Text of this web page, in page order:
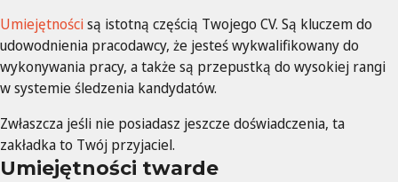
Umiejętnościsą istotną częścią Twojego CV. Są kluczem do
udowodnienia pracodawcy, że jesteś wykwalifikowany do
wykonywania pracy, a także są przepustką do wysokiej rangi
w systemie śledzenia kandydatów.
Zwłaszcza jeśli nie posiadasz jeszcze doświadczenia, ta
zakładka to Twój przyjaciel.
Umiejętności twarde